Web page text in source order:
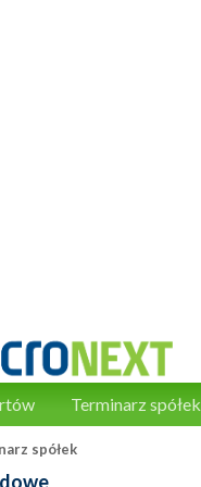
Terminarz spółek
spółek